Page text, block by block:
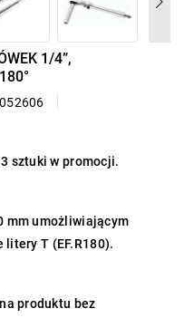
1/4”,
sztuki w promocji.
mm umożliwiającym
litery T (EF.R180).
produktu bez